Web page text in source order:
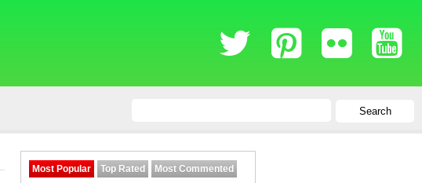
Search
Most Popular Top Rated Most Commented